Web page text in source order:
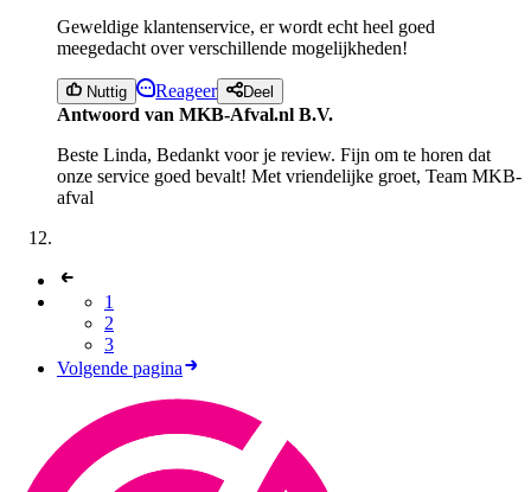
Geweldige klantenservice, er wordt echt heel goed
meegedacht over verschillende mogelijkheden!
Nuttig Reageer Deel
Antwoord van MKB-Afval.nl B.V.
Beste Linda, Bedankt voor je review. Fijn om te horen dat
onze service goed bevalt! Met vriendelijke groet, Team MKB-
afval
1
2
3
Volgende pagina